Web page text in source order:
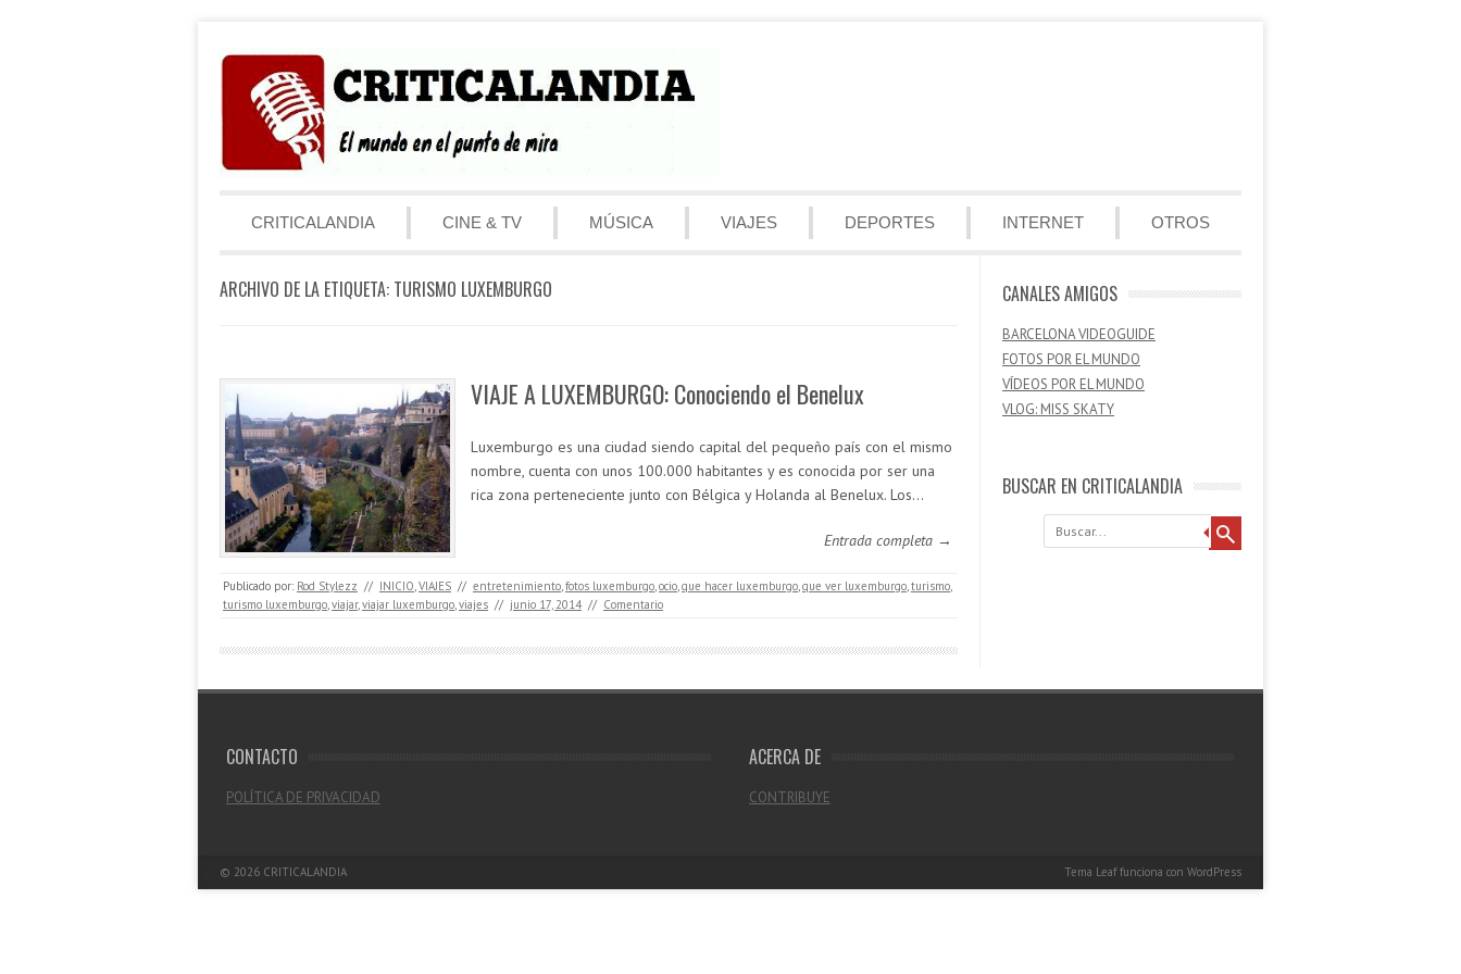
Menú
CRITICALANDIA
CINE & TV MÚSICA VIAJES DEPORTES INTERNET OTROS
ARCHIVO DE LA ETIQUETA: TURISMO LUXEMBURGO
VIAJE A LUXEMBURGO: Conociendo el Benelux
Luxemburgo es una ciudad siendo capital del pequeño país con el mismo
nombre, cuenta con unos 100.000 habitantes y es conocida por ser una
rica zona perteneciente junto con Bélgica y Holanda al Benelux. Los…
Entrada completa →
Publicado por: Rod Stylezz // INICIO,VIAJES // entretenimiento,fotos luxemburgo,ocio,que hacer luxemburgo,que ver luxemburgo,turismo,
turismo luxemburgo,viajar,viajar luxemburgo,viajes // junio 17, 2014 // Comentario
CANALES AMIGOS
BARCELONA VIDEOGUIDE
FOTOS POR EL MUNDO
VÍDEOS POR EL MUNDO
VLOG: MISS SKATY
BUSCAR EN CRITICALANDIA
Buscar
CONTACTO
POLÍTICA DE PRIVACIDAD
ACERCA DE
CONTRIBUYE
© 2026 CRITICALANDIA Tema Leaffunciona con WordPress